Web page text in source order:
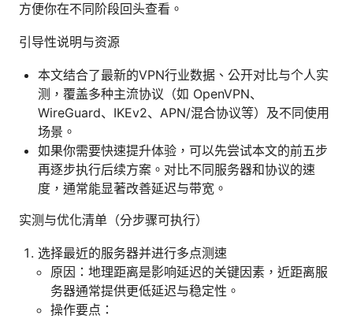
方便你在不同阶段回头查看。
引导性说明与资源
本文结合了最新的VPN行业数据、公开对比与个人实
测，覆盖多种主流协议（如 OpenVPN、
WireGuard、IKEv2、APN/混合协议等）及不同使用
场景。
如果你需要快速提升体验，可以先尝试本文的前五步
再逐步执行后续方案。对比不同服务器和协议的速
度，通常能显著改善延迟与带宽。
实测与优化清单（分步骤可执行）
选择最近的服务器并进行多点测速
原因：地理距离是影响延迟的关键因素，近距离服
务器通常提供更低延迟与稳定性。
操作要点：